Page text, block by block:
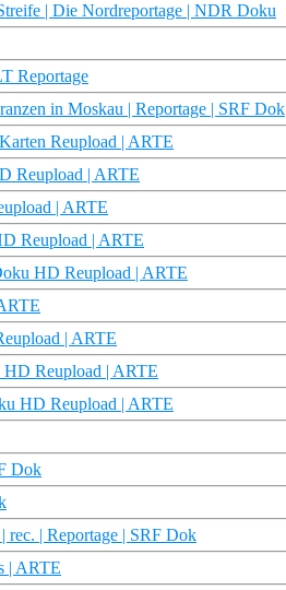
| Die Nordreportage | NDR Doku
Reportage
in Moskau | Reportage | SRF Dok
Reupload | ARTE
Reupload | ARTE
| ARTE
Reupload | ARTE
HD Reupload | ARTE
| ARTE
HD Reupload | ARTE
HD Reupload | ARTE
Dok
rec. | Reportage | SRF Dok
| ARTE